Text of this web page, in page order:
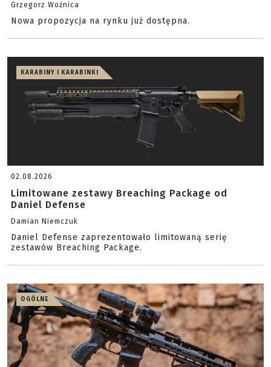
Grzegorz Woźnica
Nowa propozycja na rynku już dostępna.
KARABINY I KARABINKI
02.08.2026
Limitowane zestawy Breaching Package od
Daniel Defense
Damian Niemczuk
Daniel Defense zaprezentowało limitowaną serię
zestawów Breaching Package.
OGÓLNE